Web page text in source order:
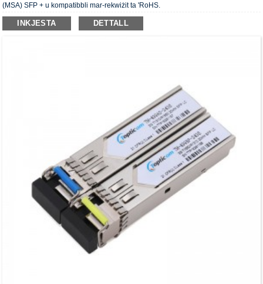
(MSA) SFP + u kompatibbli mar-rekwiżit ta 'RoHS.
INKJESTA DETTALL